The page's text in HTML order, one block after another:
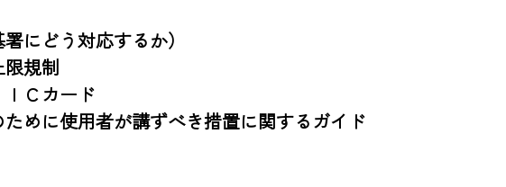
にどう対応するか）
規制
Ｃカード
使用者が講ずべき措置に関するガイド